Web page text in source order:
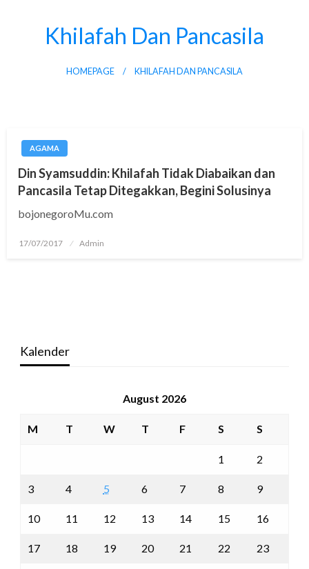
Khilafah Dan Pancasila
HOMEPAGE KHILAFAH DAN PANCASILA
AGAMA
Din Syamsuddin: Khilafah Tidak Diabaikan dan
Pancasila Tetap Ditegakkan, Begini Solusinya
bojonegoroMu.com
Posted
17/07/2017 Admin
Kalender
August 2026
M T W T F S S
1 2
3 4 5 6 7 8 9
10 11 12 13 14 15 16
17 18 19 20 21 22 23